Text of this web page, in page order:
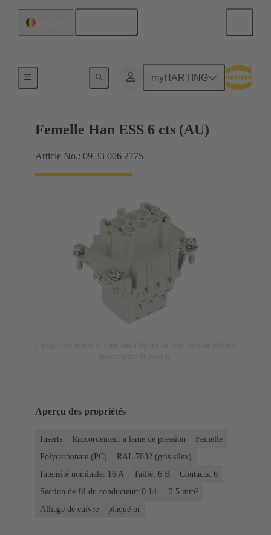
myHARTING
Intensités jusqu'à 16 A
Femelle Han ESS 6 cts (AU)
Article No.: 09 33 006 2775
Aperçu des propriétés
Inserts Raccordement à lame de pression
Femelle
Polycarbonate (PC)
RAL 7032 (gris silex)
Intensité nominale: ‌16 A
Taille: 6 B
Contacts: 6
Section de fil du conducteur: 0.14 ... 2.5 mm²
Alliage de cuivre
plaqué or